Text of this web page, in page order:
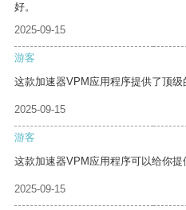
好。
2025-09-15
游客
这款加速器VPM应用程序提供了顶级
2025-09-15
游客
这款加速器VPM应用程序可以给你提
2025-09-15